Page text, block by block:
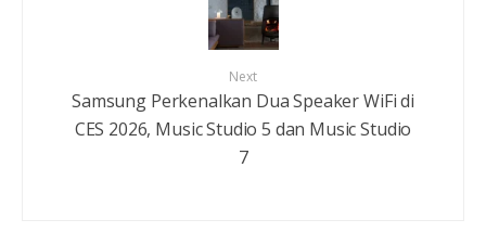
Next
Samsung Perkenalkan Dua Speaker WiFi di
CES 2026, Music Studio 5 dan Music Studio
7